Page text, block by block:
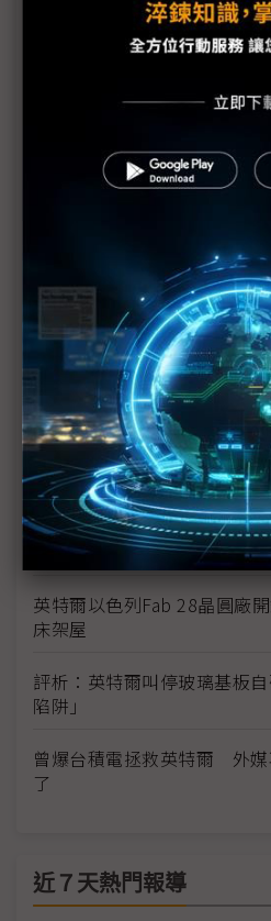
川普曾想拆了NVIDIA 晶片
英特爾擴大美國裁員逾
評析：陳立武坦承NVIDIA「
英特爾首推高階電玩處理器
（獨家）英特爾年度大會首
陳立武改革路
英特爾奧勒岡裁員規模擴
英特爾18A良率傳優於三星
N2
跌出半導體前十大、AI戰場
須從零重建
英特爾以色列Fab 28晶圓廠
床架屋
評析：英特爾叫停玻璃基板
陷阱」
曾爆台積電拯救英特爾 外媒
了
近７天熱門報導